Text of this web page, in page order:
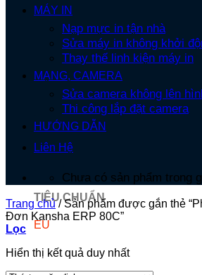
TIÊU CHUẨN
EU
MÁY IN
Nạp mực in tận nhà
Sửa máy in không khởi
Thay thế linh kiện máy in
MẠNG, CAMERA
Sửa camera không lên
Thi công lắp đặt camera
HƯỚNG DẪN
Liên Hệ
Chưa có sản phẩm trong
Trang chủ /Sản phẩm được gắn thẻ
Đơn Kansha ERP 80C”
Lọc
Hiển thị kết quả duy nhất